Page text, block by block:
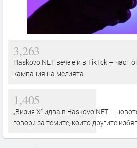
3,263
Haskovo.NET вече е и в TikTok – част
кампания на медията
1,405
„Визия Х“ идва в Haskovo.NET –
говори за темите, които другите